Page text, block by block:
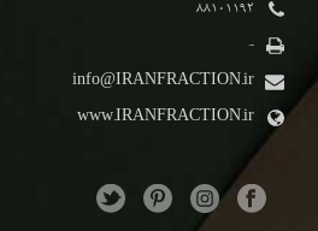
۸۸۱۰۱۱۹۲
-
info@IRANFRACTION.ir
www.IRANFRACTION.ir